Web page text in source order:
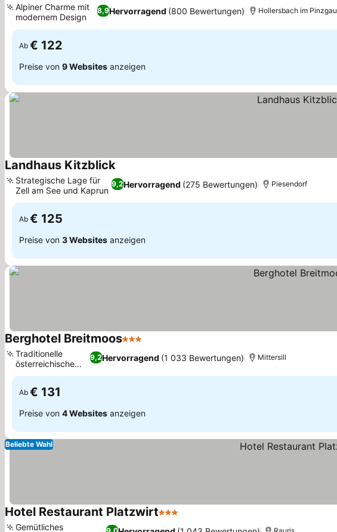
8,9Hervorragend (800 Bewertungen)
Alpiner Charme mit
modernem Design
Hollersbach im Pinzgau
Ab € 122
Preise von 9 Websites anzeigen
Landhaus Kitzblick
9,2Hervorragend (275 Bewertungen)
Strategische Lage für
Zell am See und Kaprun
Piesendorf
Ab € 125
Preise von 3 Websites anzeigen
Berghotel Breitmoos3 Sterne
9,2Hervorragend (1 033 Bewertungen)
Traditionelle
österreichische
Küche
Mittersill
Ab € 131
Preise von 4 Websites anzeigen
Beliebte Wahl
Hotel Restaurant Platzwirt3 Sterne
Gemütliches